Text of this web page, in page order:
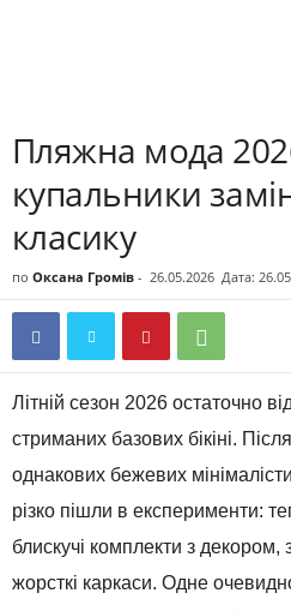
Пляжна мода
купальники
класику
по Оксана Громів - 26.05.2026 Дата:
Літній сезон 2026 остаточно
стриманих базових бікіні.
однакових бежевих
різко пішли в експерименти:
блискучі комплекти з декором,
жорсткі каркаси. Одне